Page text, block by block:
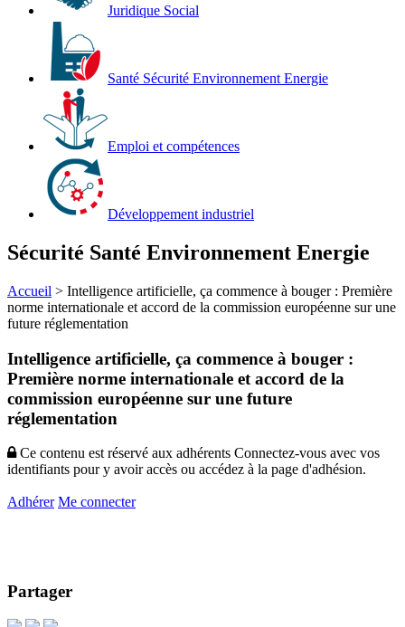
Juridique Social
Santé Sécurité Environnement Energie
Emploi et compétences
Développement industriel
Sécurité Santé Environnement Energie
Accueil > Intelligence artificielle, ça commence à bouger : Première
norme internationale et accord de la commission européenne sur une
future réglementation
Intelligence artificielle, ça commence à bouger :
Première norme internationale et accord de la
commission européenne sur une future
réglementation
Ce contenu est réservé aux adhérents Connectez-vous avec vos
identifiants pour y avoir accès ou accédez à la page d'adhésion.
Adhérer Me connecter
Partager